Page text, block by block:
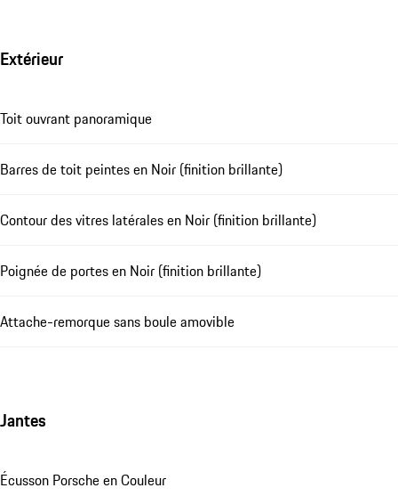
Extérieur
Toit ouvrant panoramique
Barres de toit peintes en Noir (finition brillante)
Contour des vitres latérales en Noir (finition brillante)
Poignée de portes en Noir (finition brillante)
Attache-remorque sans boule amovible
Jantes
Écusson Porsche en Couleur